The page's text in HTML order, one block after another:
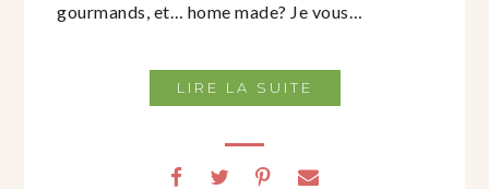
gourmands, et… home made? Je vous…
LIRE LA SUITE